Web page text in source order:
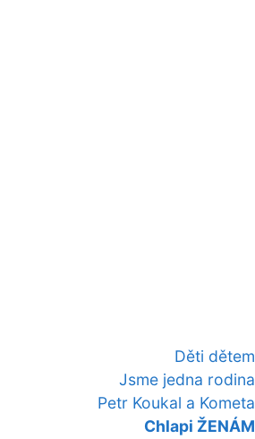
Děti dětem
Jsme jedna rodina
Petr Koukal a Kometa
Chlapi ŽENÁM